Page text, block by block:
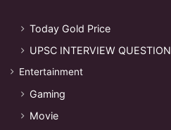
Today Gold Price
UPSC INTERVIEW QUESTION
Entertainment
Gaming
Movie